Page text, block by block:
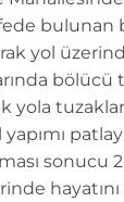
bulunan
yol
yola
sonucu